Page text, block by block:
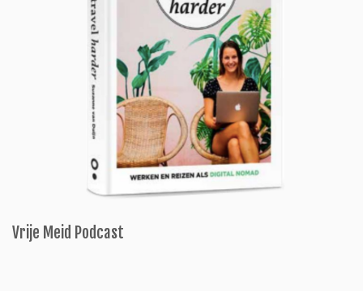
Vrije Meid Podcast